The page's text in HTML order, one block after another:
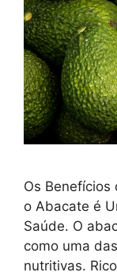
Os Benefícios
o Abacate é
Saúde. O
como uma
nutritivas.